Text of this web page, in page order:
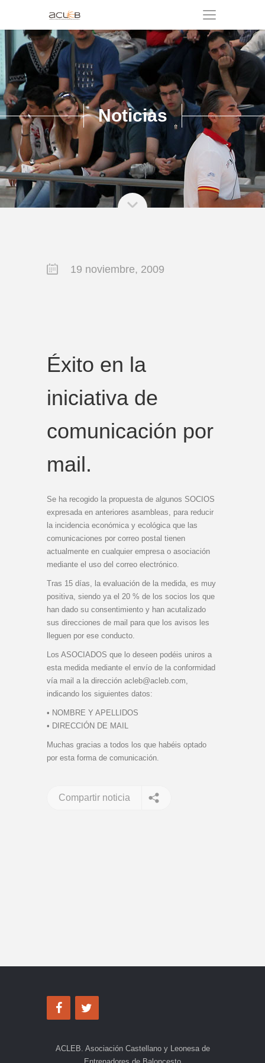
Noticias
19 noviembre, 2009
Éxito en la
iniciativa de
comunicación por
mail.
Se ha recogido la propuesta de algunos SOCIOS
expresada en anteriores asambleas, para reducir
la incidencia económica y ecológica que las
comunicaciones por correo postal tienen
actualmente en cualquier empresa o asociación
mediante el uso del correo electrónico.
Tras 15 días, la evaluación de la medida, es muy
positiva, siendo ya el 20 % de los socios los que
han dado su consentimiento y han acutalizado
sus direcciones de mail para que los avisos les
lleguen por ese conducto.
Los ASOCIADOS que lo deseen podéis uniros a
esta medida mediante el envío de la conformidad
vía mail a la dirección acleb@acleb.com,
indicando los siguientes datos:
• NOMBRE Y APELLIDOS
• DIRECCIÓN DE MAIL
Muchas gracias a todos los que habéis optado
por esta forma de comunicación.
Compartir noticia
ACLEB. Asociación Castellano y Leonesa de